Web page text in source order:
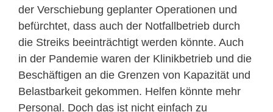
der Verschiebung geplanter Operationen und
befürchtet, dass auch der Notfallbetrieb durch
die Streiks beeinträchtigt werden könnte. Auch
in der Pandemie waren der Klinikbetrieb und die
Beschäftigen an die Grenzen von Kapazität und
Belastbarkeit gekommen. Helfen könnte mehr
Personal. Doch das ist nicht einfach zu